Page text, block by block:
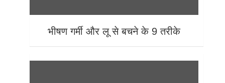
भीषण गर्मी और लू से बचने के 9 तरीके